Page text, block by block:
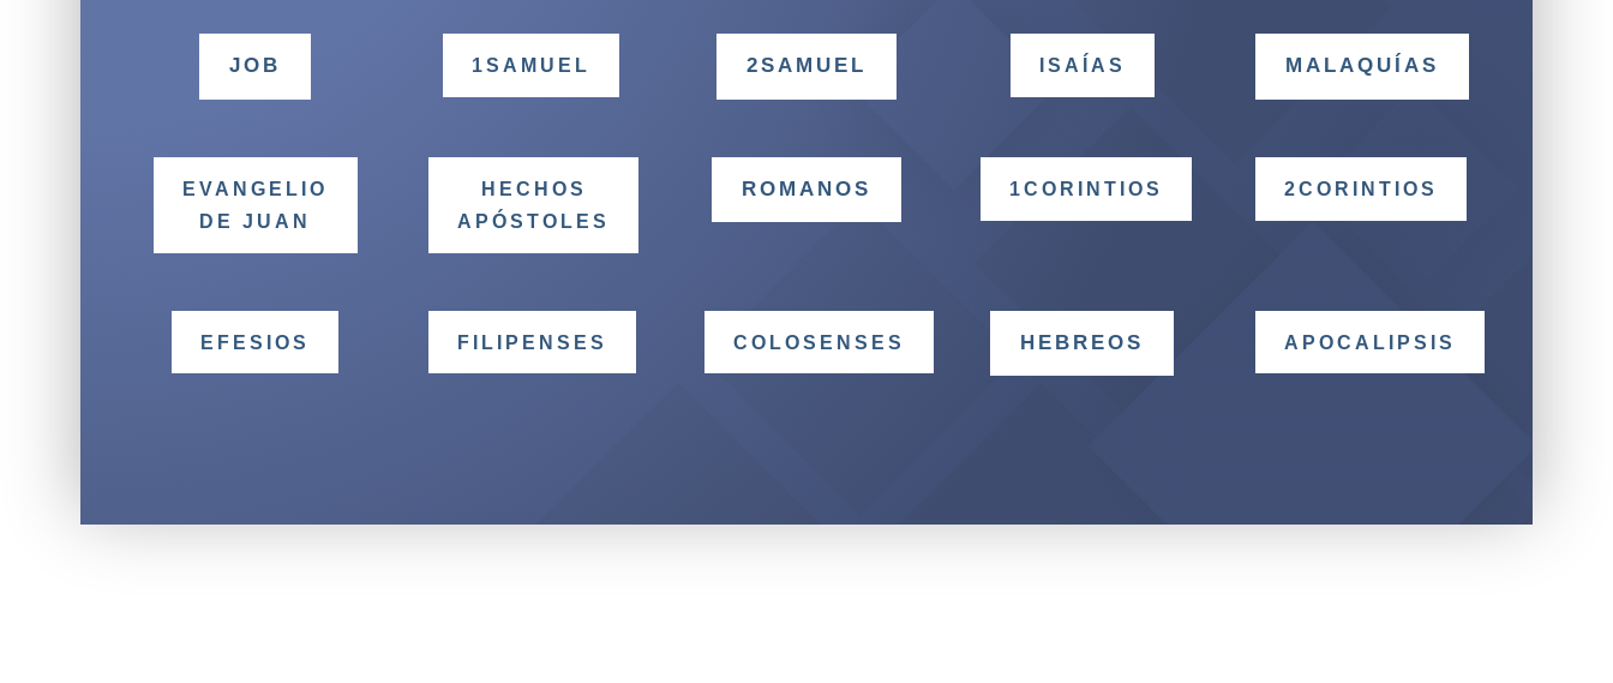
JOB 1SAMUEL 2SAMUEL ISAÍAS MALAQUÍAS
EVANGELIO
DE JUAN
HECHOS
APÓSTOLES
ROMANOS 1CORINTIOS 2CORINTIOS
EFESIOS FILIPENSES COLOSENSES HEBREOS APOCALIPSIS